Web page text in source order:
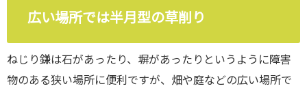
広い場所では半月型の草削り
ねじり鎌は石があったり、塀があったりというように障害
物のある狭い場所に便利ですが、畑や庭などの広い場所で